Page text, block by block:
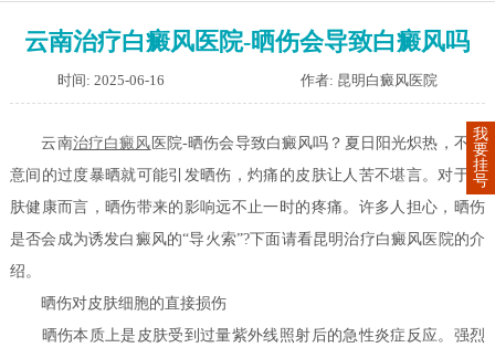
云南治疗白癜风医院-晒伤会导致白癜风吗
时间: 2025-06-16 作者: 昆明白癜风医院
云南治疗白癜风 医院-晒伤会导致白癜风吗？夏日阳光炽热，不经
意间的过度暴晒就可能引发晒伤，灼痛的皮肤让人苦不堪言。对于皮
肤健康而言，晒伤带来的影响远不止一时的疼痛。许多人担心，晒伤
是否会成为诱发白癜风的“导火索”?下面请看昆明治疗白癜风医院的介
绍。
晒伤对皮肤细胞的直接损伤
晒伤本质上是皮肤受到过量紫外线照射后的急性炎症反应。强烈
我
要
挂
号